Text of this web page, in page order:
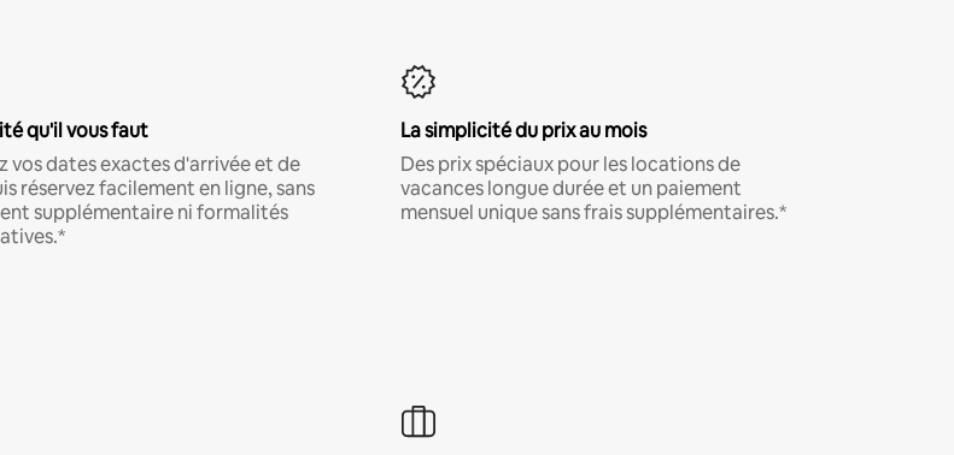
qu'il vous faut
vos dates exactes d'arrivée et de
réservez facilement en ligne, sans
supplémentaire ni formalités
La simplicité du prix au mois
Des prix spéciaux pour les locations de
vacances longue durée et un paiement
mensuel unique sans frais supplémentaires.*